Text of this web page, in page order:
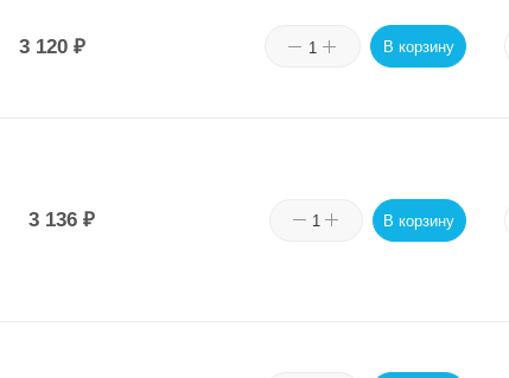
3 120₽ В корзину
3 136₽ В корзину